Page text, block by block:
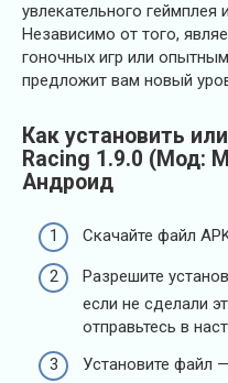
увлекательного
Независимо от того,
гоночных игр или
предложит вам новый
Как установить
Racing 1.9.0 (Мод:
Андроид
Скачайте файл
Разрешите
если не сделали
отправьтесь в
Установите файл